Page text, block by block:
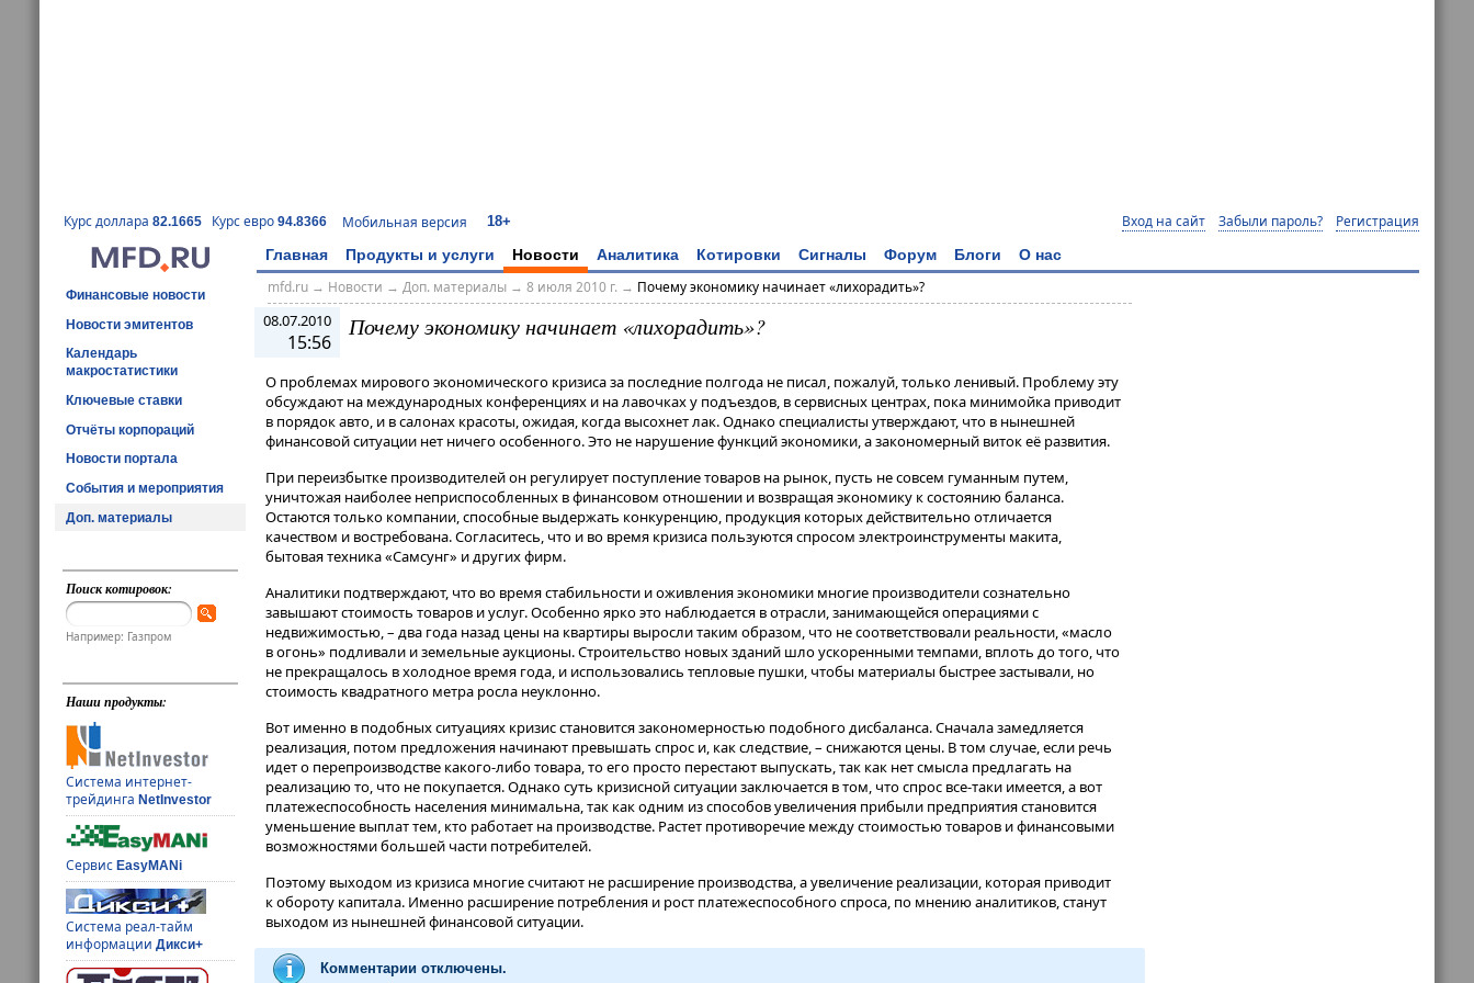
Курс доллара 82.1665 Курс евро 94.8366 Мобильная версия 18+ Вход на сайт Забыли пароль? Регистрация
Главная Продукты и услуги Новости Аналитика Котировки Сигналы Форум Блоги О нас
Финансовые новости
Новости эмитентов
Календарь
макростатистики
Ключевые ставки
Отчёты корпораций
Новости портала
События и мероприятия
Доп. материалы
Поиск котировок:
Например: Газпром
Наши продукты:
Система интернет-
трейдингаNetInvestor
СервисEasyMANi
Система реал-тайм
информацииДикси+
mfd.ru→ Новости → Доп. материалы→ 8 июля 2010 г. → Почему экономику начинает «лихорадить»?
08.07.2010
15:56
Почему экономику начинает «лихорадить»?
О проблемах мирового экономического кризиса за последние полгода не писал, пожалуй, только ленивый. Проблему эту
обсуждают на международных конференциях и на лавочках у подъездов, в сервисных центрах, пока минимойка приводит
в порядок авто, и в салонах красоты, ожидая, когда высохнет лак. Однако специалисты утверждают, что в нынешней
финансовой ситуации нет ничего особенного. Это не нарушение функций экономики, а закономерный виток её развития.
При переизбытке производителей он регулирует поступление товаров на рынок, пусть не совсем гуманным путем,
уничтожая наиболее неприспособленных в финансовом отношении и возвращая экономику к состоянию баланса.
Остаются только компании, способные выдержать конкуренцию, продукция которых действительно отличается
качеством и востребована. Согласитесь, что и во время кризиса пользуются спросом электроинструменты макита,
бытовая техника «Самсунг» и других фирм.
Аналитики подтверждают, что во время стабильности и оживления экономики многие производители сознательно
завышают стоимость товаров и услуг. Особенно ярко это наблюдается в отрасли, занимающейся операциями с
недвижимостью, – два года назад цены на квартиры выросли таким образом, что не соответствовали реальности, «масло
в огонь» подливали и земельные аукционы. Строительство новых зданий шло ускоренными темпами, вплоть до того, что
не прекращалось в холодное время года, и использовались тепловые пушки, чтобы материалы быстрее застывали, но
стоимость квадратного метра росла неуклонно.
Вот именно в подобных ситуациях кризис становится закономерностью подобного дисбаланса. Сначала замедляется
реализация, потом предложения начинают превышать спрос и, как следствие, – снижаются цены. В том случае, если речь
идет о перепроизводстве какого-либо товара, то его просто перестают выпускать, так как нет смысла предлагать на
реализацию то, что не покупается. Однако суть кризисной ситуации заключается в том, что спрос все-таки имеется, а вот
платежеспособность населения минимальна, так как одним из способов увеличения прибыли предприятия становится
уменьшение выплат тем, кто работает на производстве. Растет противоречие между стоимостью товаров и финансовыми
возможностями большей части потребителей.
Поэтому выходом из кризиса многие считают не расширение производства, а увеличение реализации, которая приводит
к обороту капитала. Именно расширение потребления и рост платежеспособного спроса, по мнению аналитиков, станут
выходом из нынешней финансовой ситуации.
Комментарии отключены.